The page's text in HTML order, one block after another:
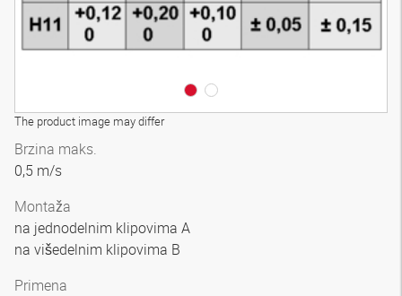
The product image may differ
Brzina maks.
0,5 m/s
Montaža
na jednodelnim klipovima A
na višedelnim klipovima B
Primena